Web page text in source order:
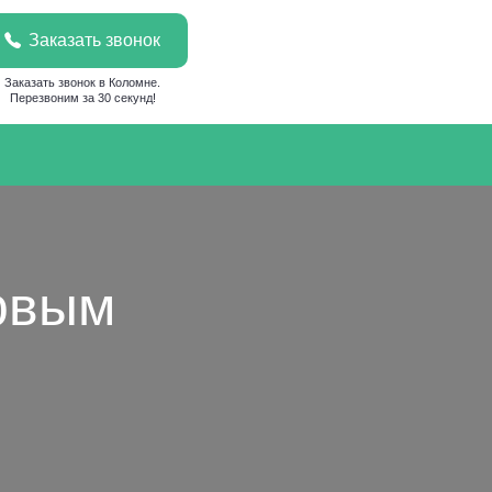
Заказать звонок
Заказать звонок в Коломне.
Перезвоним за 30 секунд!